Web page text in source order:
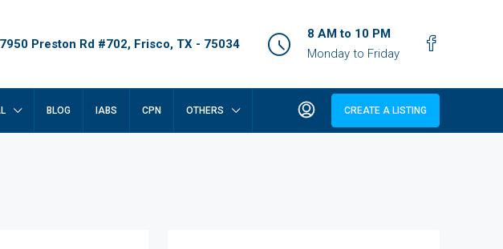
7950 Preston Rd #702, Frisco, TX - 75034
8 AM to 10 PM
Monday to Friday
BLOG IABS CPN OTHERS CREATE A LISTING